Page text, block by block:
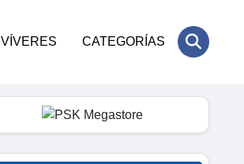
VÍVERES CATEGORÍAS